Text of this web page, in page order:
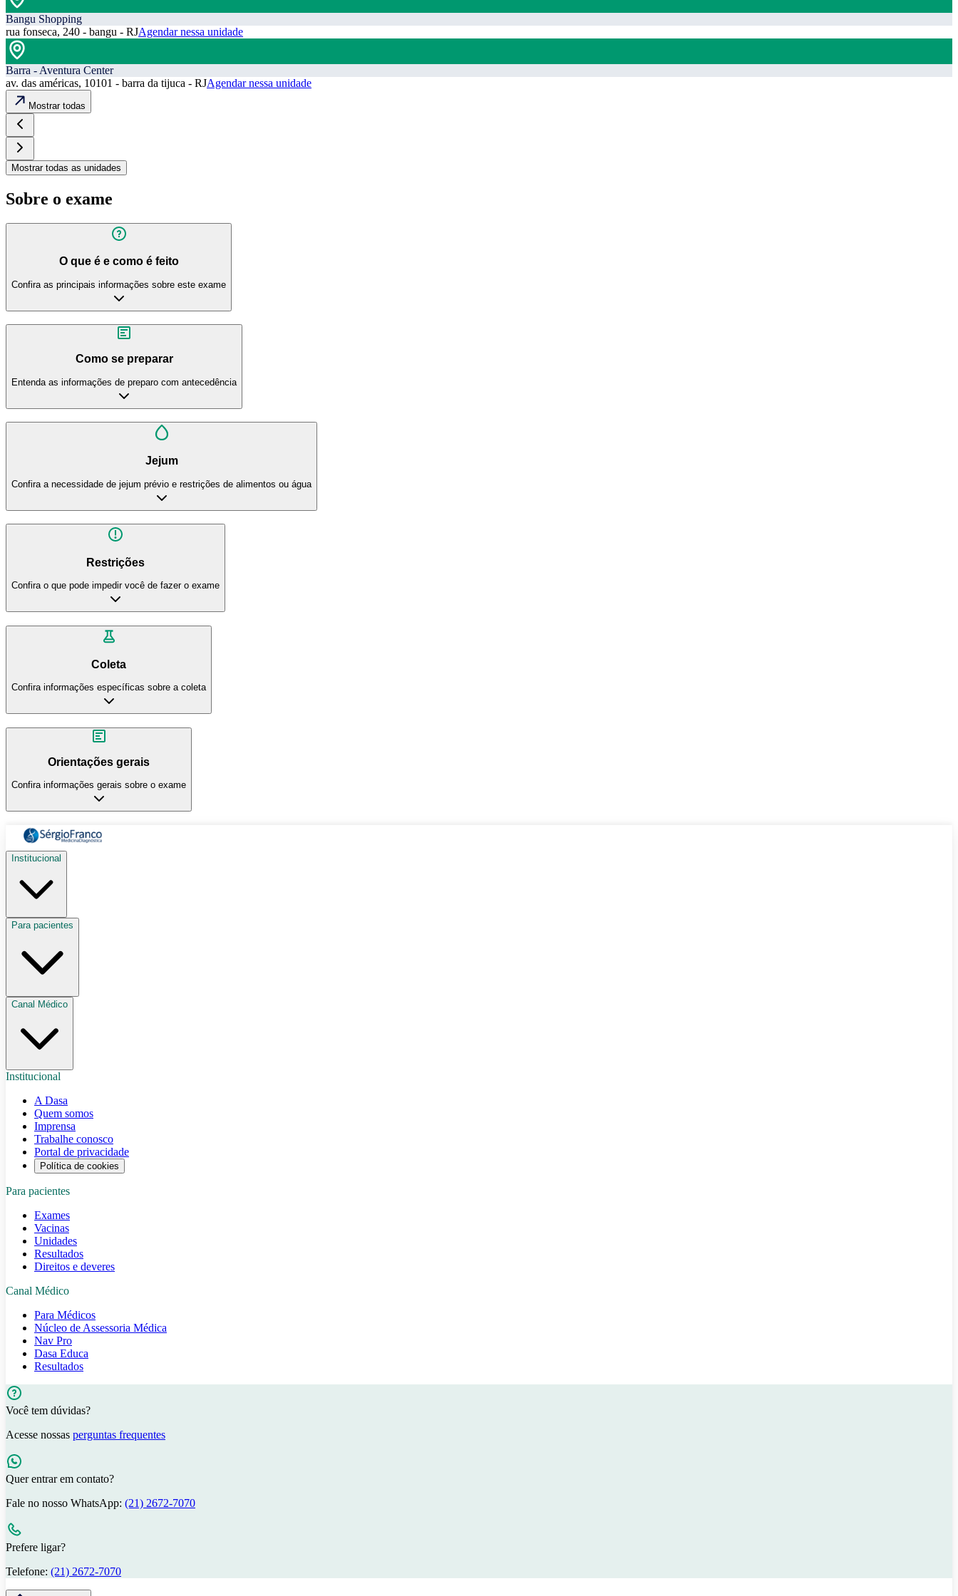
Bangu Shopping
rua fonseca, 240 - bangu - RJAgendar nessa unidade
Barra - Aventura Center
av. das américas, 10101 - barra da tijuca - RJAgendar nessa unidade
Mostrar todas
Mostrar todas as unidades
Sobre o exame
O que é e como é feito
Confira as principais informações sobre este exame
Como se preparar
Entenda as informações de preparo com antecedência
Jejum
Confira a necessidade de jejum prévio e restrições de alimentos ou água
Restrições
Confira o que pode impedir você de fazer o exame
Coleta
Confira informações específicas sobre a coleta
Orientações gerais
Confira informações gerais sobre o exame
Institucional
Para pacientes
Canal Médico
Institucional
A Dasa
Quem somos
Imprensa
Trabalhe conosco
Portal de privacidade
Política de cookies
Para pacientes
Exames
Vacinas
Unidades
Resultados
Direitos e deveres
Canal Médico
Para Médicos
Núcleo de Assessoria Médica
Nav Pro
Dasa Educa
Resultados
Você tem dúvidas?
Acesse nossas perguntas frequentes
Quer entrar em contato?
Fale no nosso WhatsApp: (21) 2672-7070
Prefere ligar?
Telefone: (21) 2672-7070